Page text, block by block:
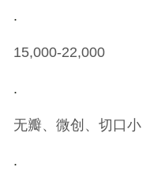
.
15,000-22,000
.
无瓣、微创、切口
.